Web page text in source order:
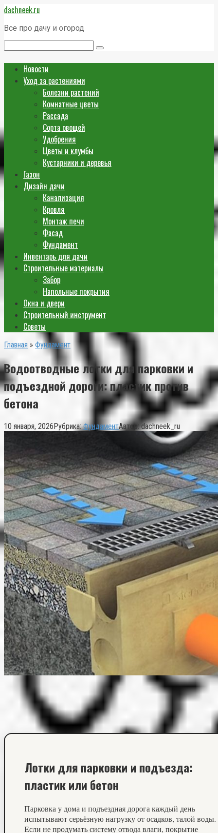
Перейти
к
контенту
dachneek.ru
Все про дачу и огород
Новости
Уход за растениями
Болезни растений
Комнатные цветы
Рассада
Сорта овощей
Удобрения
Цветы и клумбы
Кустарники и деревья
Газон
Дизайн дачи
Канализация
Кровля
Монтаж печи
Фасад
Фундамент
Инвентарь для дачи
Строительные материалы
Забор
Напольные покрытия
Окна и двери
Строительный инструмент
Советы
Главная » Фундамент
Водоотводные лотки для парковки и
подъездной дороги: пластик против
бетона
10 января, 2026Рубрика: ФундаментАвтор: dachneek_ru
Лотки для парковки и подъезда:
пластик или бетон
Парковка у дома и подъездная дорога каждый день
испытывают серьёзную нагрузку от осадков, талой воды.
Если не продумать систему отвода влаги, покрытие